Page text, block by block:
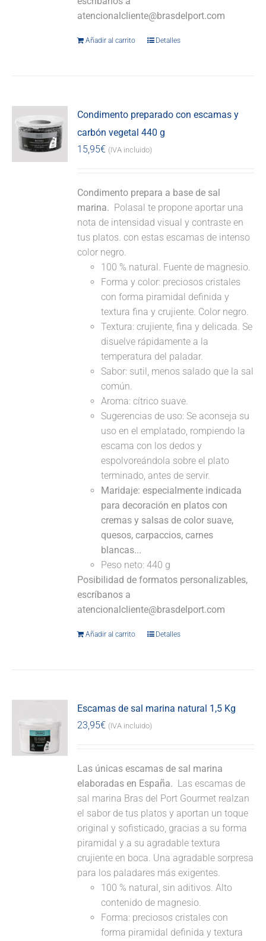
atencionalcliente@brasdelport.com
Añadir al carrito Detalles
Condimento preparado con escamas y
carbón vegetal 440 g
15,95€ (IVA incluido)
Condimento prepara a base de sal
marina. Polasal te propone aportar una
nota de intensidad visual y contraste en
tus platos. con estas escamas de intenso
color negro.
100 % natural. Fuente de magnesio.
Forma y color: preciosos cristales
con forma piramidal definida y
textura fina y crujiente. Color negro.
Textura: crujiente, fina y delicada. Se
disuelve rápidamente a la
temperatura del paladar.
Sabor: sutil, menos salado que la sal
común.
Aroma: cítrico suave.
Sugerencias de uso: Se aconseja su
uso en el emplatado, rompiendo la
escama con los dedos y
espolvoreándola sobre el plato
terminado, antes de servir.
Maridaje: especialmente indicada
para decoración en platos con
cremas y salsas de color suave,
quesos, carpaccios, carnes
blancas...
Peso neto: 440 g
Posibilidad de formatos personalizables,
escríbanos a
atencionalcliente@brasdelport.com
Añadir al carrito Detalles
Escamas de sal marina natural 1,5 Kg
23,95€ (IVA incluido)
Las únicas escamas de sal marina
elaboradas en España. Las escamas de
sal marina Bras del Port Gourmet realzan
el sabor de tus platos y aportan un toque
original y sofisticado, gracias a su forma
piramidal y a su agradable textura
crujiente en boca. Una agradable sorpresa
para los paladares más exigentes.
100 % natural, sin aditivos. Alto
contenido de magnesio.
Forma: preciosos cristales con
forma piramidal definida y textura